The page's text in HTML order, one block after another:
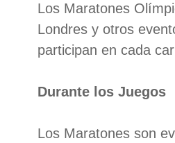
Los Maratones
Londres y otros
participan en cada
Durante los Juegos
Los Maratones son